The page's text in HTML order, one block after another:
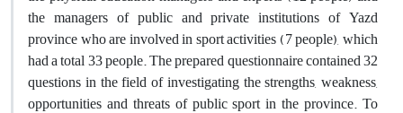
the managers of public and private institutions of Yazd
province who are involved in sport activities (7 people), which
had a total 33 people. The prepared questionnaire contained 32
questions in the field of investigating the strengths, weakness,
opportunities and threats of public sport in the province. To